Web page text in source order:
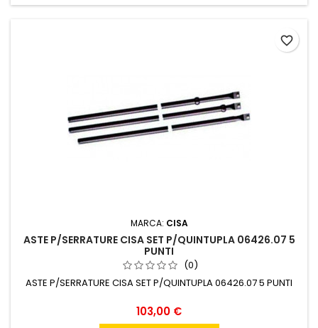
MARCA: CISA
ASTE P/SERRATURE CISA SET P/QUINTUPLA 06426.07 5
PUNTI
(0)
ASTE P/SERRATURE CISA SET P/QUINTUPLA 06426.07 5 PUNTI
Prezzo
103,00 €
favorite_border